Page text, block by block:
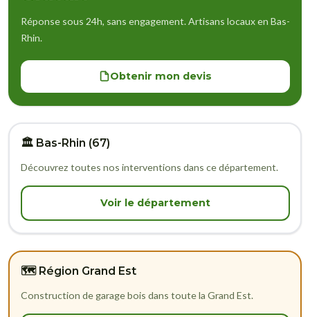
Réponse sous 24h, sans engagement. Artisans locaux en Bas-
Rhin.
Obtenir mon devis
🏛️ Bas-Rhin (67)
Découvrez toutes nos interventions dans ce département.
Voir le département
🗺️ Région Grand Est
Construction de garage bois dans toute la Grand Est.